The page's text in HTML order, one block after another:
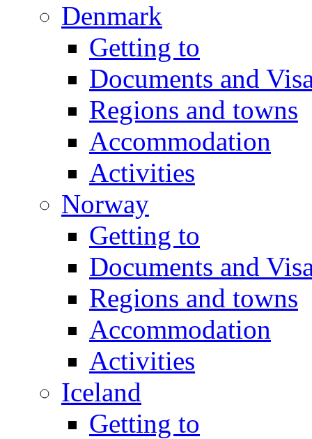
Denmark
Getting to
Documents and
Regions and towns
Accommodation
Activities
Norway
Getting to
Documents and
Regions and towns
Accommodation
Activities
Iceland
Getting to